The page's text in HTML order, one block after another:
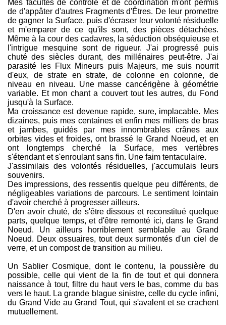
Mes facultés de contrôle et de coordination m'ont permis
de d'appâter d'autres Fragments d'Êtres. De leur promettre
de gagner la Surface, puis d'écraser leur volonté résiduelle
et m'emparer de ce qu'ils sont, des pièces détachées.
Même à la cour des cadavres, la séduction obséquieuse et
l'intrigue mesquine sont de rigueur. J'ai progressé puis
chuté des siècles durant, des millénaires peut-être. J'ai
parasité les Flux Mineurs puis Majeurs, me suis nourrit
d'eux, de strate en strate, de colonne en colonne, de
niveau en niveau. Une masse cancérigène à géométrie
variable. Et mon chant a couvert tout les autres, du Fond
jusqu'à la Surface.
Ma croissance est devenue rapide, sure, implacable. Mes
dizaines, puis mes centaines et enfin mes milliers de bras
et jambes, guidés par mes innombrables crânes aux
orbites vides et froides, ont brassé le Grand Noeud, et en
ont longtemps cherché la Surface, mes vertèbres
s'étendant et s'enroulant sans fin. Une faim tentaculaire.
J'assimilais des volontés résiduelles, j'accumulais leurs
souvenirs.
Des impressions, des ressentis quelque peu différents, de
négligeables variations de parcours. Le sentiment lointain
d'avoir cherché à progresser ailleurs.
D'en avoir chuté, de s'être dissous et reconstitué quelque
parts, quelque temps, et d'être remonté ici, dans le Grand
Noeud. Un ailleurs horriblement semblable au Grand
Noeud. Deux ossuaires, tout deux surmontés d'un ciel de
verre, et un compost de transition au milieu.
Un Sablier Cosmique, dont le contenu, la poussière du
possible, celle qui vient de la fin de tout et qui donnera
naissance à tout, filtre du haut vers le bas, comme du bas
vers le haut. La grande blague sinistre, celle du cycle infini,
du Grand Vide au Grand Tout, qui s'avalent et se crachent
mutuellement.